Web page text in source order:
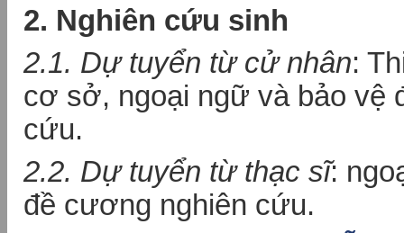
2. Nghiên cứu sinh
2.1. Dự tuyển từ cử nhân:
cơ sở, ngoại ngữ và bảo vệ
cứu.
2.2. Dự tuyển từ thạc sĩ:
đề cương nghiên cứu.